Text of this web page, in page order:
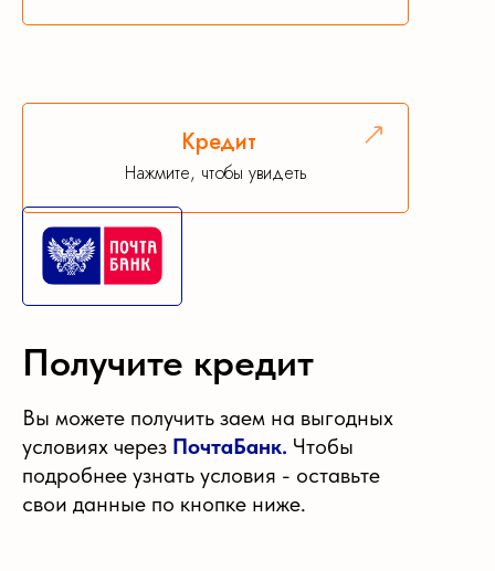
Кредит
Нажмите, чтобы увидеть
Вы можете получить заем на выгодных
условиях через ПочтаБанк. Чтобы
подробнее узнать условия - оставьте
свои данные по кнопке ниже.
Получите кредит